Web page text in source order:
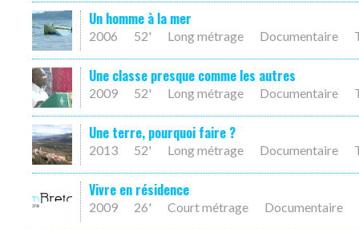
Un homme à la mer
2006 52' Long métrage Documentaire
Une classe presque comme les autres
2009 52' Long métrage Documentaire
Une terre, pourquoi faire ?
2013 52' Long métrage Documentaire
Vivre en résidence
2009 26' Court métrage Documentaire